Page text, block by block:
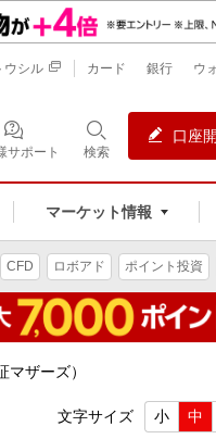
サポート 検索
口座
マーケット情報
ウシル カード 銀行 ウ
CFD ロボアド ポイント投資
ザーズ）
文字サイズ 小 中